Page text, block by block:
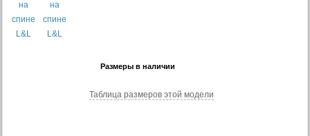
Размеры в наличии
Таблица размеров этой модели